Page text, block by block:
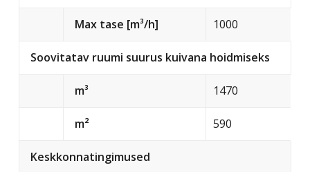
Max tase [m³/h] 1000
Soovitatav ruumi suurus kuivana hoidmiseks
m³ 1470
m² 590
Keskkonnatingimused